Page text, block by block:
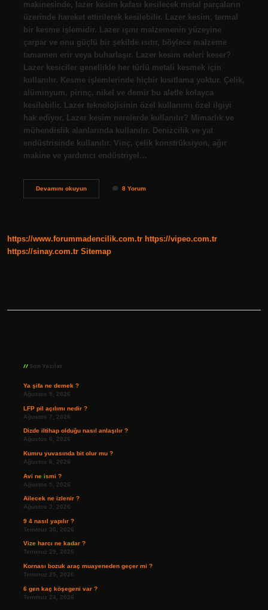
makinesinde, lazer kesim kafası kesilecek metal parçaların
üzerinde hareket ettirilerek kesilebilir. Lazer kesim, termal
bir kesme işlemidir. Lazer ışını malzemenin yüzeyine
çarpar ve onu güçlü bir şekilde ısıtır, böylece malzeme
tamamen erir veya buharlaşır. Lazer kesim neleri keser?
Lazer kesiciler genellikle her türlü metali kesmek için
kullanılır. Kesme işlemlerinde hiçbir kısıtlama yoktur. Çelik,
alüminyum, pirinç, nikel ve demir bu aletle kolayca
kesilebilir. Lazer teknolojisinin özel kullanımı özel ilgiyi
hak ediyor. Lazer kesim nerelerde kullanılır? Mimarlık ve
mühendislik alanlarında kullanılır. Denizcilik ve yat
endüstrisinde kullanılır. Vinç, çelik konstrüksiyon, ağır
makine ve yardımcı endüstriyel…
Devamını okuyunLazer
8 Yorum
https://www.forummadencilik.com.tr https://vipeo.com.tr
https://sinay.com.tr Sitemap
Son Yazılar
Ya şifa ne demek ?
Ağustos 9, 2026
LFP pil açılımı nedir ?
Ağustos 7, 2026
Dizde iltihap olduğu nasıl anlaşılır ?
Ağustos 6, 2026
Kumru yuvasında bit olur mu ?
Ağustos 6, 2026
Avi ne ismi ?
Ağustos 5, 2026
Ailecek ne izlenir ?
Ağustos 3, 2026
9 4 nasıl yapılır ?
Temmuz 30, 2026
Vize harcı ne kadar ?
Temmuz 29, 2026
Kornası bozuk araç muayeneden geçer mi ?
Temmuz 25, 2026
6 gen kaç köşegeni var ?
Temmuz 24, 2026